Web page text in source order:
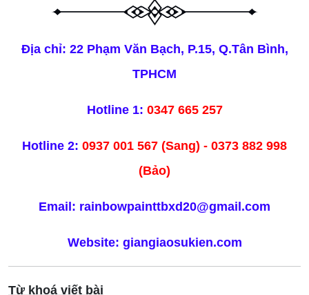
Địa chỉ: 22 Phạm Văn Bạch, P.15, Q.Tân Bình,
TPHCM
Hotline 1: 0347 665 257
Hotline 2: 0937 001 567 (Sang) - 0373 882 998
(Bảo)
Email: rainbowpainttbxd20@gmail.com
Website: giangiaosukien.com
Từ khoá viết bài